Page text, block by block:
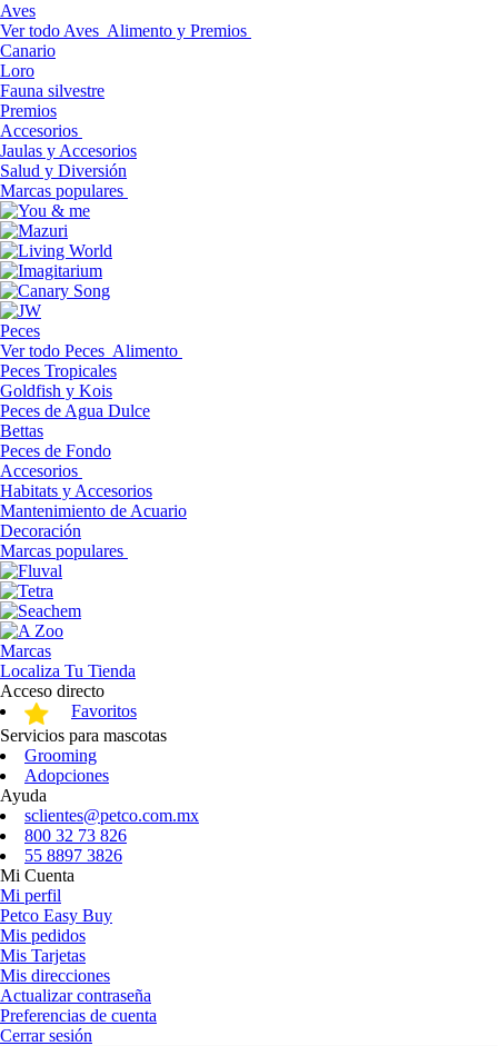
Aves
Ver todo Aves Alimento y Premios
Canario
Loro
Fauna silvestre
Premios
Accesorios
Jaulas y Accesorios
Salud y Diversión
Marcas populares
Peces
Ver todo Peces Alimento
Peces Tropicales
Goldfish y Kois
Peces de Agua Dulce
Bettas
Peces de Fondo
Accesorios
Habitats y Accesorios
Mantenimiento de Acuario
Decoración
Marcas populares
Marcas
Localiza Tu Tienda
Acceso directo
Favoritos
Servicios para mascotas
Grooming
Adopciones
Ayuda
sclientes@petco.com.mx
800 32 73 826
55 8897 3826
Mi Cuenta
Mi perfil
Petco Easy Buy
Mis pedidos
Mis Tarjetas
Mis direcciones
Actualizar contraseña
Preferencias de cuenta
Cerrar sesión